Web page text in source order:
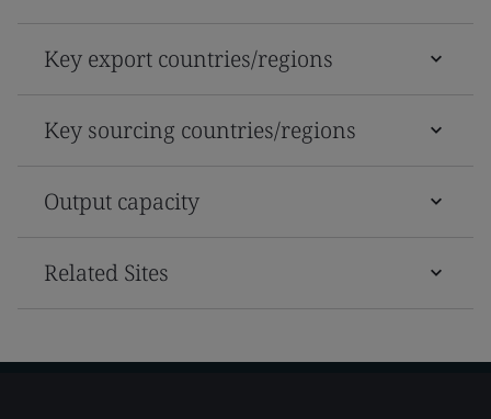
Key export countries/regions
Key sourcing countries/regions
Output capacity
Related Sites